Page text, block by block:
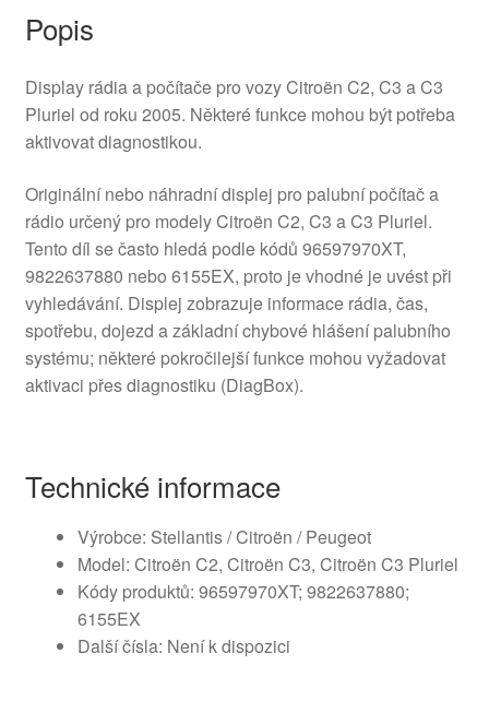
Popis
Display rádia a počítače pro vozy Citroën C2, C3 a C3
Pluriel od roku 2005. Některé funkce mohou být potřeba
aktivovat diagnostikou.
Originální nebo náhradní displej pro palubní počítač a
rádio určený pro modely Citroën C2, C3 a C3 Pluriel.
Tento díl se často hledá podle kódů 96597970XT,
9822637880 nebo 6155EX, proto je vhodné je uvést při
vyhledávání. Displej zobrazuje informace rádia, čas,
spotřebu, dojezd a základní chybové hlášení palubního
systému; některé pokročilejší funkce mohou vyžadovat
aktivaci přes diagnostiku (DiagBox).
Technické informace
Výrobce: Stellantis / Citroën / Peugeot
Model: Citroën C2, Citroën C3, Citroën C3 Pluriel
Kódy produktů: 96597970XT; 9822637880;
6155EX
Další čísla: Není k dispozici